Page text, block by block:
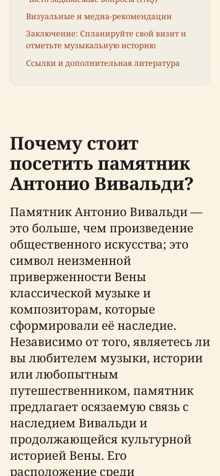
Визуальные и медиа-рекомендации
Заключение: Спланируйте свой визит и
отметьте музыкальную историю
Ссылки и дополнительная литература
Почему стоит
посетить памятник
Антонио Вивальди?
Памятник Антонио Вивальди —
это больше, чем произведение
общественного искусства; это
символ неизменной
приверженности Вены
классической музыке и
композиторам, которые
сформировали её наследие.
Независимо от того, являетесь ли
вы любителем музыки, истории
или любопытным
путешественником, памятник
предлагает осязаемую связь с
наследием Вивальди и
продолжающейся культурной
историей Вены. Его
расположение среди